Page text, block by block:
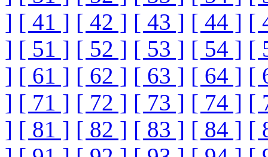
] [ 41 ] [ 42 ] [ 43 ] [ 44 ] [
] [ 51 ] [ 52 ] [ 53 ] [ 54 ] [
] [ 61 ] [ 62 ] [ 63 ] [ 64 ] [
] [ 71 ] [ 72 ] [ 73 ] [ 74 ] [
] [ 81 ] [ 82 ] [ 83 ] [ 84 ] [